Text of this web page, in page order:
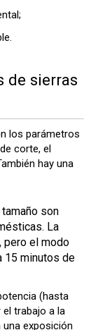
de sierras
los parámetros
corte, el
hay una
son
La
pero el modo
15 minutos de
(hasta
el trabajo a la
exposición